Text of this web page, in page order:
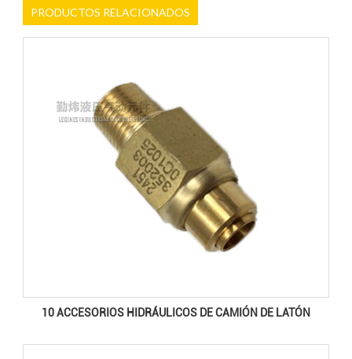
PRODUCTOS RELACIONADOS
10 ACCESORIOS HIDRÁULICOS DE CAMIÓN DE LATÓN